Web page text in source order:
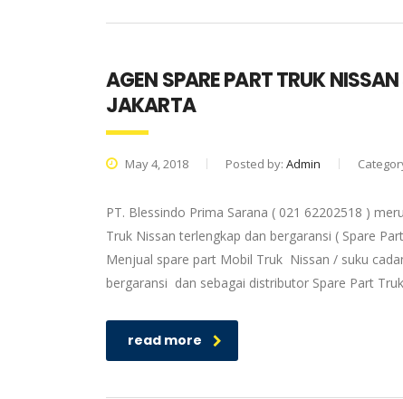
AGEN SPARE PART TRUK
JAKARTA
May 4, 2018 Posted by: Admin
PT. Blessindo Prima Sarana ( 021 62202518 )
Truk Nissan terlengkap dan bergaransi ( Spare
Menjual spare part Mobil Truk Nissan / suku
bergaransi dan sebagai distributor Spare Part
read more